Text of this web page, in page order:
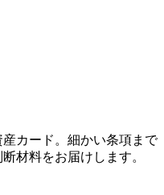
カード。細かい条項まで
材料をお届けします。